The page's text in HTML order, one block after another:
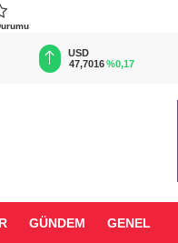
USD
47,7016 %0,17
GÜNDEM GENEL